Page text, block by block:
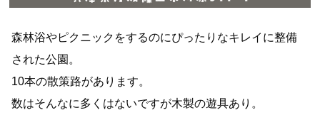
森林浴やピクニックをするのにぴったりなキレイに整備
された公園。
10本の散策路があります。
数はそんなに多くはないですが木製の遊具あり。